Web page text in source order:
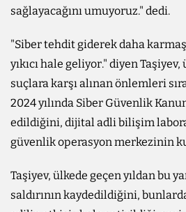
sağlayacağını umuyoruz." dedi.
"Siber tehdit giderek daha
yıkıcı hale geliyor." diyen
suçlara karşı alınan önlemleri
2024 yılında Siber Güvenlik
edildiğini, dijital adli bilişim
güvenlik operasyon merkezinin
Taşiyev, ülkede geçen yıldan bu
saldırının kaydedildiğini,